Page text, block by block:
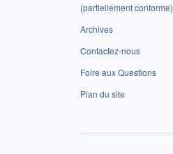
(partiellement conforme)
Archives
Contactez-nous
Foire aux Questions
Plan du site